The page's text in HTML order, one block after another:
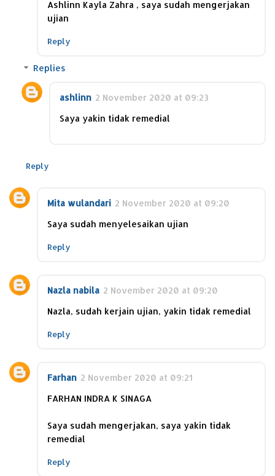
Ashlinn Kayla Zahra , saya sudah mengerjakan
ujian
Reply
Replies
ashlinn 2 November 2020 at 09:23
Saya yakin tidak remedial
Reply
Mita wulandari 2 November 2020 at 09:20
Saya sudah menyelesaikan ujian
Reply
Nazla nabila 2 November 2020 at 09:20
Nazla, sudah kerjain ujian, yakin tidak remedial
Reply
Farhan 2 November 2020 at 09:21
FARHAN INDRA K SINAGA
Saya sudah mengerjakan, saya yakin tidak
remedial
Reply